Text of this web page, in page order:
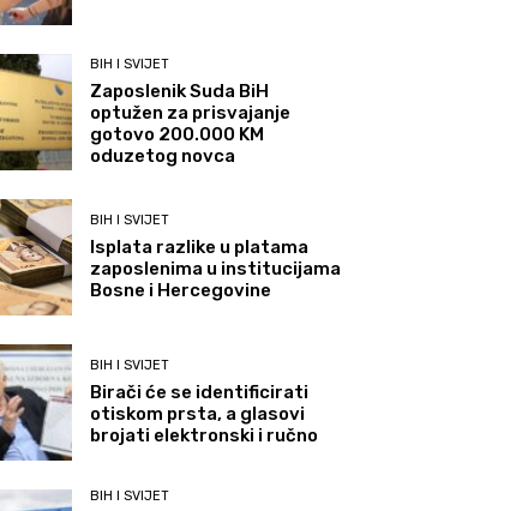
BIH I SVIJET
Zaposlenik Suda BiH
optužen za prisvajanje
gotovo 200.000 KM
oduzetog novca
BIH I SVIJET
Isplata razlike u platama
zaposlenima u institucijama
Bosne i Hercegovine
BIH I SVIJET
Birači će se identificirati
otiskom prsta, a glasovi
brojati elektronski i ručno
BIH I SVIJET